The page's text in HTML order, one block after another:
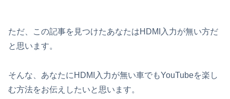
ただ、この記事を見つけたあなたはHDMI入力が無い方だ
と思います。
そんな、あなたにHDMI入力が無い車でもYouTubeを楽し
む方法をお伝えしたいと思います。